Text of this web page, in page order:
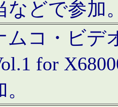
などで参加
ムコ・ビデ
for